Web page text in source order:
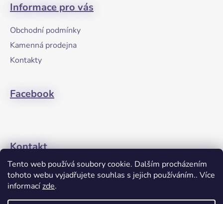
Tento web používá soubory cookie. Dalším procházením
tohoto webu vyjadřujete souhlas s jejich používáním.. Více
informacízde.
Informace pro vás
Obchodní podmínky
Kamenná prodejna
Kontakty
Facebook
Kontakt
+420608274762